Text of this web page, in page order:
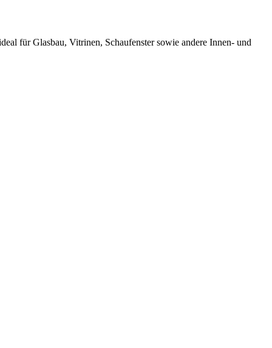
für Glasbau, Vitrinen, Schaufenster sowie andere Innen- und